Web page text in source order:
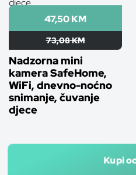
47,50 KM
73,08 KM
Nadzorna mini
kamera SafeHome,
WiFi, dnevno-noćno
snimanje, čuvanje
djece
Kupi